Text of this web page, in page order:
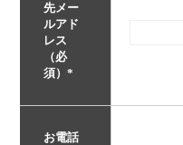
先メー
ルアド
レス
（必
須）*
お電話